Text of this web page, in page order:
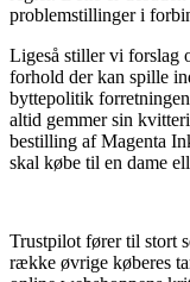
problemstillinger i
Ligeså stiller vi forslag
forhold der kan spille
byttepolitik
altid gemmer sin
bestilling af Magenta
skal købe til en dame
Trustpilot fører til stort
række øvrige køberes